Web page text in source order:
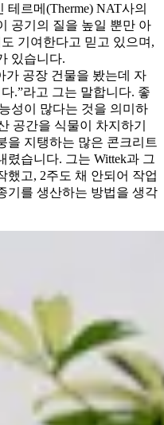
테르메(Therme) NAT사의
공기의 질을 높일 뿐만 아
기여한다고 믿고 있으며,
있습니다.
가 공장 건물을 봤는데 자
.”라고 그는 말합니다. 좋
성이 많다는 것을 의미하
공간을 식물이 차지하기
을 지탱하는 많은 콘크리트
렸습니다. 그는 Wittek과 그
했고, 2주도 채 안되어 작업
기를 생산하는 방법을 생각